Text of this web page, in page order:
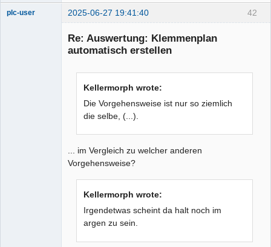
42
plc-user 2025-06-27 19:41:40
Re: Auswertung: Klemmenplan
automatisch erstellen
Kellermorph wrote:
Die Vorgehensweise ist nur so ziemlich
die selbe, (...).
... im Vergleich zu welcher anderen
Vorgehensweise?
Kellermorph wrote:
Irgendetwas scheint da halt noch im
argen zu sein.